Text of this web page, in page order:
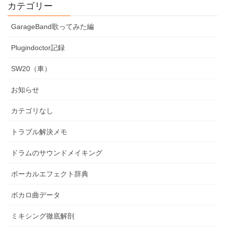
カテゴリー
GarageBand歌ってみた編
Plugindoctor記録
SW20（車）
お知らせ
カテゴリなし
トラブル解決メモ
ドラムのサウンドメイキング
ボーカルエフェクト辞典
ボカロ曲データ
ミキシング徹底解剖